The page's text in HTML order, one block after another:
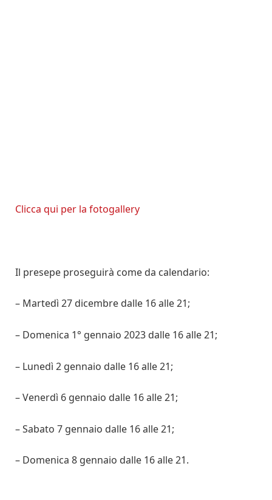
Clicca qui per la fotogallery
Il presepe proseguirà come da calendario:
– Martedì 27 dicembre dalle 16 alle 21;
– Domenica 1° gennaio 2023 dalle 16 alle 21;
– Lunedì 2 gennaio dalle 16 alle 21;
– Venerdì 6 gennaio dalle 16 alle 21;
– Sabato 7 gennaio dalle 16 alle 21;
– Domenica 8 gennaio dalle 16 alle 21.